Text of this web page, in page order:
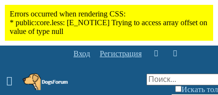
Вход Регистрация
Искать